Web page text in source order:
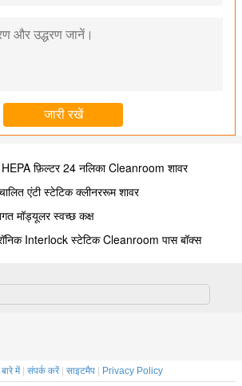
फ़िल्टर 24 नलिका Cleanroom शावर
एंटी स्टेटिक क्लीनररूम शावर
मॉड्यूलर स्वच्छ कक्ष
Interlock स्टेटिक Cleanroom पास बॉक्स
फ्लो एयर शावर पास बॉक्स
100 लिफ्ट दरवाजा Cleanroom पास बॉक्स
मूवेबल सॉफ्टवॉल क्लीन रूम
में| संपर्क करें| साइटमैप| Privacy Policy